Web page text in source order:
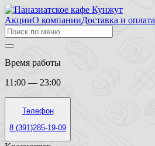
АкцииО компанииДоставка и оплата
Время работы
11:00 — 23:00
Телефон
8 (391)285-19-09